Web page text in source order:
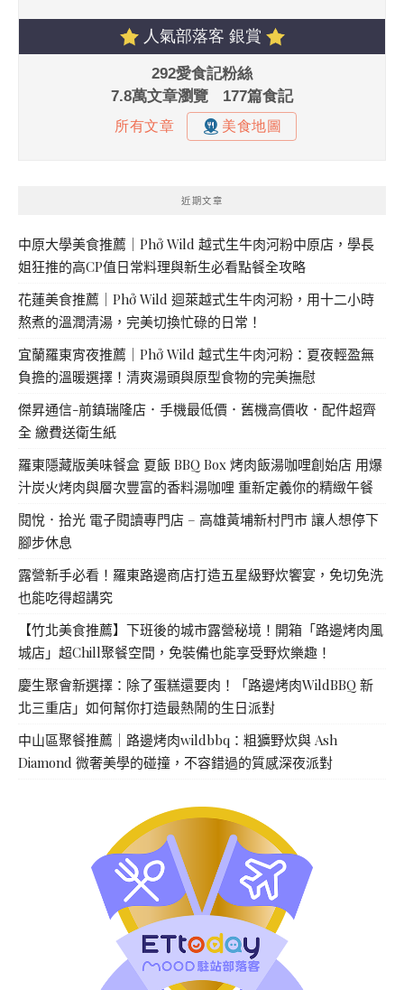
近期文章
中原大學美食推薦｜Phở Wild 越式生牛肉河粉中原店，學長
姐狂推的高CP值日常料理與新生必看點餐全攻略
花蓮美食推薦｜Phở Wild 迴萊越式生牛肉河粉，用十二小時
熬煮的溫潤清湯，完美切換忙碌的日常！
宜蘭羅東宵夜推薦｜Phở Wild 越式生牛肉河粉：夏夜輕盈無
負擔的溫暖選擇！清爽湯頭與原型食物的完美撫慰
傑昇通信-前鎮瑞隆店．手機最低價．舊機高價收．配件超齊
全 繳費送衛生紙
羅東隱藏版美味餐盒 夏飯 BBQ Box 烤肉飯湯咖哩創始店 用爆
汁炭火烤肉與層次豐富的香料湯咖哩 重新定義你的精緻午餐
閱悅．拾光 電子閱讀專門店 – 高雄黃埔新村門市 讓人想停下
腳步休息
露營新手必看！羅東路邊商店打造五星級野炊饗宴，免切免洗
也能吃得超講究
【竹北美食推薦】下班後的城市露營秘境！開箱「路邊烤肉風
城店」超Chill聚餐空間，免裝備也能享受野炊樂趣！
慶生聚會新選擇：除了蛋糕還要肉！「路邊烤肉WildBBQ 新
北三重店」如何幫你打造最熱鬧的生日派對
中山區聚餐推薦｜路邊烤肉wildbbq：粗獷野炊與 Ash
Diamond 微奢美學的碰撞，不容錯過的質感深夜派對